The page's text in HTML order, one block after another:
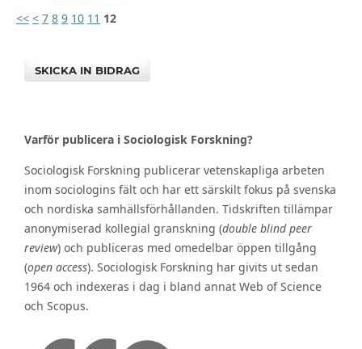
<< < 7 8 9 10 11 12
SKICKA IN BIDRAG
Varför publicera i Sociologisk Forskning?
Sociologisk Forskning publicerar vetenskapliga arbeten
inom sociologins fält och har ett särskilt fokus på svenska
och nordiska samhällsförhållanden. Tidskriften tillämpar
anonymiserad kollegial granskning (double blind peer
review) och publiceras med omedelbar öppen tillgång
(open access). Sociologisk Forskning har givits ut sedan
1964 och indexeras i dag i bland annat Web of Science
och Scopus.